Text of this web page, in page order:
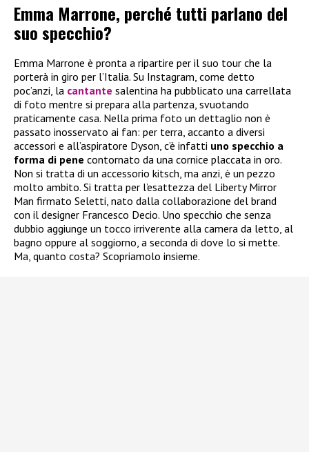
Emma Marrone, perché tutti parlano del
suo specchio?
Emma Marrone è pronta a ripartire per il suo tour che la
porterà in giro per l’Italia. Su Instagram, come detto
poc’anzi, la cantante salentina ha pubblicato una carrellata
di foto mentre si prepara alla partenza, svuotando
praticamente casa. Nella prima foto un dettaglio non è
passato inosservato ai fan: per terra, accanto a diversi
accessori e all’aspiratore Dyson, c’è infatti uno specchio a
forma di pene contornato da una cornice placcata in oro.
Non si tratta di un accessorio kitsch, ma anzi, è un pezzo
molto ambito. Si tratta per l’esattezza del Liberty Mirror
Man firmato Seletti, nato dalla collaborazione del brand
con il designer Francesco Decio. Uno specchio che senza
dubbio aggiunge un tocco irriverente alla camera da letto, al
bagno oppure al soggiorno, a seconda di dove lo si mette.
Ma, quanto costa? Scopriamolo insieme.